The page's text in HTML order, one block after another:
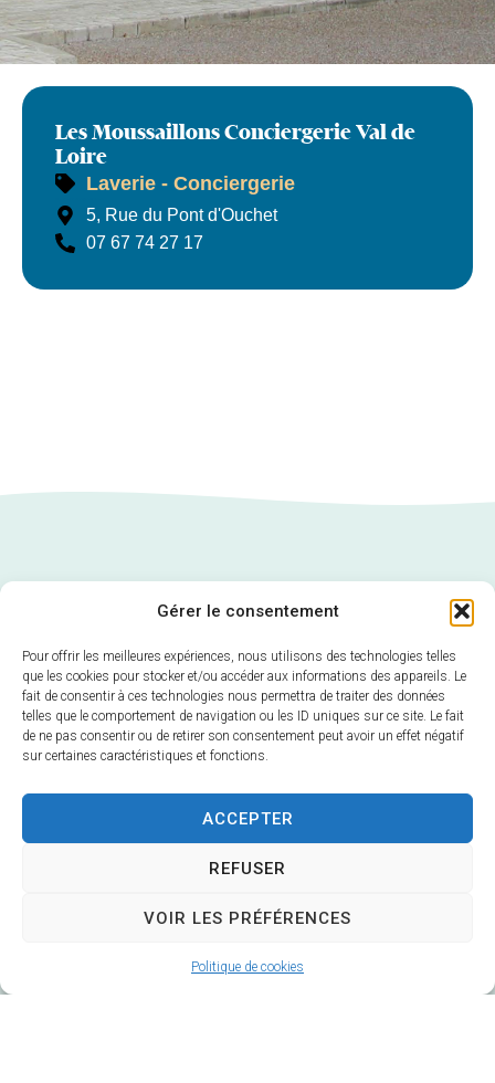
Gérer le consentement
Pour offrir les meilleures expériences, nous utilisons des technologies telles
que les cookies pour stocker et/ou accéder aux informations des appareils. Le
fait de consentir à ces technologies nous permettra de traiter des données
telles que le comportement de navigation ou les ID uniques sur ce site. Le fait
de ne pas consentir ou de retirer son consentement peut avoir un effet négatif
sur certaines caractéristiques et fonctions.
ACCEPTER
REFUSER
VOIR LES PRÉFÉRENCES
Politique de cookies
Les Moussaillons Conciergerie Val de
Loire
Laverie - Conciergerie
5, Rue du Pont d'Ouchet
07 67 74 27 17
Horaires d’ouverture :
Du lundi au vendredi 9h – 12h30 / 14h – 17h